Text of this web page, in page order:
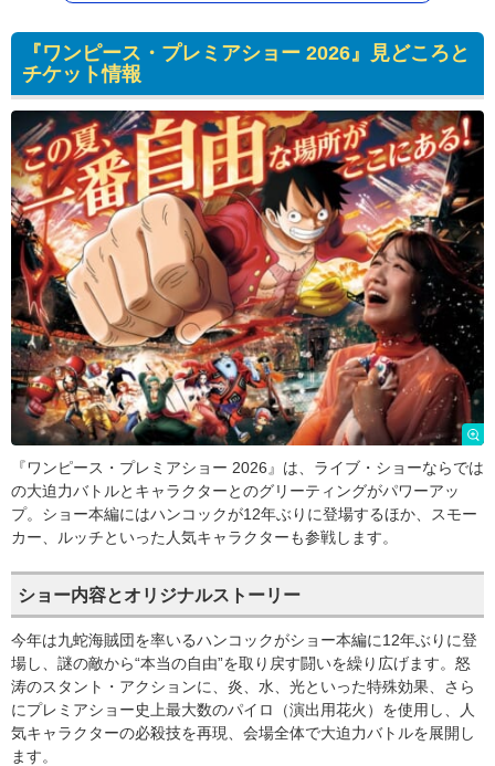
『ワンピース・プレミアショー 2026』見どころと
チケット情報
『ワンピース・プレミアショー 2026』は、ライブ・ショーならでは
の大迫力バトルとキャラクターとのグリーティングがパワーアッ
プ。ショー本編にはハンコックが12年ぶりに登場するほか、スモー
カー、ルッチといった人気キャラクターも参戦します。
ショー内容とオリジナルストーリー
今年は九蛇海賊団を率いるハンコックがショー本編に12年ぶりに登
場し、謎の敵から“本当の自由”を取り戻す闘いを繰り広げます。怒
涛のスタント・アクションに、炎、水、光といった特殊効果、さら
にプレミアショー史上最大数のパイロ（演出用花火）を使用し、人
気キャラクターの必殺技を再現、会場全体で大迫力バトルを展開し
ます。